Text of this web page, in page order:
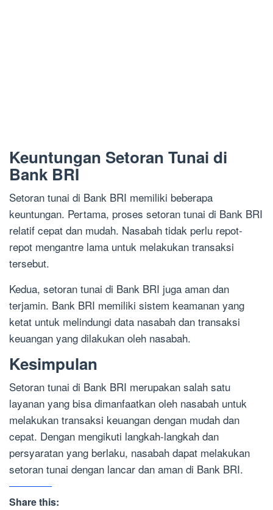
Keuntungan Setoran Tunai di
Bank BRI
Setoran tunai di Bank BRI memiliki beberapa
keuntungan. Pertama, proses setoran tunai di Bank BRI
relatif cepat dan mudah. Nasabah tidak perlu repot-
repot mengantre lama untuk melakukan transaksi
tersebut.
Kedua, setoran tunai di Bank BRI juga aman dan
terjamin. Bank BRI memiliki sistem keamanan yang
ketat untuk melindungi data nasabah dan transaksi
keuangan yang dilakukan oleh nasabah.
Kesimpulan
Setoran tunai di Bank BRI merupakan salah satu
layanan yang bisa dimanfaatkan oleh nasabah untuk
melakukan transaksi keuangan dengan mudah dan
cepat. Dengan mengikuti langkah-langkah dan
persyaratan yang berlaku, nasabah dapat melakukan
setoran tunai dengan lancar dan aman di Bank BRI.
Share this: